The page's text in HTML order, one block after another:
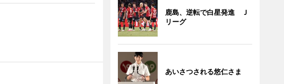
鹿島、逆転で白星発進 Ｊ
リーグ
あいさつされる悠仁さま